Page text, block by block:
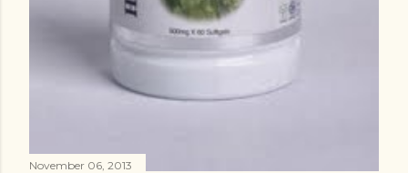
November 06, 2013